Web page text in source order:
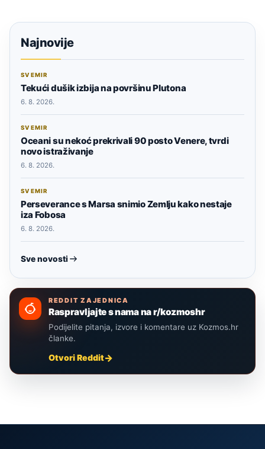
Najnovije
SVEMIR
Tekući dušik izbija na površinu Plutona
6. 8. 2026.
SVEMIR
Oceani su nekoć prekrivali 90 posto Venere, tvrdi
novo istraživanje
6. 8. 2026.
SVEMIR
Perseverance s Marsa snimio Zemlju kako nestaje
iza Fobosa
6. 8. 2026.
Sve novosti
REDDIT ZAJEDNICA
Raspravljajte s nama na r/kozmoshr
Podijelite pitanja, izvore i komentare uz Kozmos.hr
članke.
Otvori Reddit